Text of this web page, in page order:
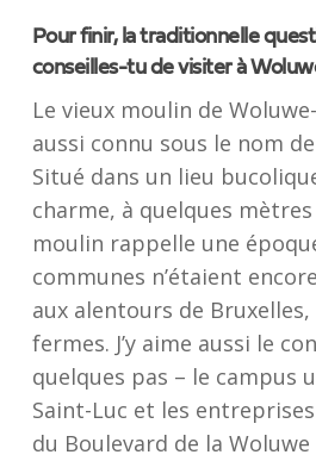
Pour finir, la traditionnelle
conseilles-tu de visiter à
Le vieux moulin de
aussi connu sous le nom
Situé dans un lieu
charme, à quelques
moulin rappelle une
communes n’étaient
aux alentours de
fermes. J’y aime aussi le
quelques pas – le campus
Saint-Luc et les
du Boulevard de la